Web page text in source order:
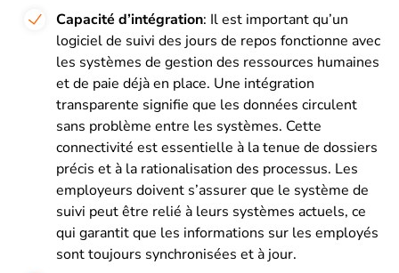
Capacité d’intégration: Il est important qu’un
logiciel de suivi des jours de repos fonctionne avec
les systèmes de gestion des ressources humaines
et de paie déjà en place. Une intégration
transparente signifie que les données circulent
sans problème entre les systèmes. Cette
connectivité est essentielle à la tenue de dossiers
précis et à la rationalisation des processus. Les
employeurs doivent s’assurer que le système de
suivi peut être relié à leurs systèmes actuels, ce
qui garantit que les informations sur les employés
sont toujours synchronisées et à jour.